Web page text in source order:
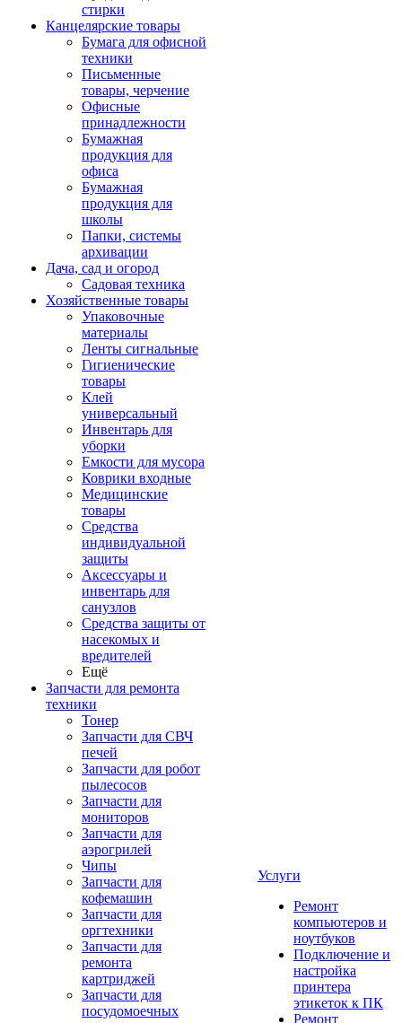
стирки
Канцелярские товары
Бумага для офисной
техники
Письменные
товары, черчение
Офисные
принадлежности
Бумажная
продукция для
офиса
Бумажная
продукция для
школы
Папки, системы
архивации
Дача, сад и огород
Садовая техника
Хозяйственные товары
Упаковочные
материалы
Ленты сигнальные
Гигиенические
товары
Клей
универсальный
Инвентарь для
уборки
Емкости для мусора
Коврики входные
Медицинские
товары
Средства
индивидуальной
защиты
Аксессуары и
инвентарь для
санузлов
Средства защиты от
насекомых и
вредителей
Ещё
Запчасти для ремонта
техники
Тонер
Запчасти для СВЧ
печей
Запчасти для робот
пылесосов
Запчасти для
мониторов
Запчасти для
аэрогрилей
Чипы
Запчасти для
кофемашин
Запчасти для
оргтехники
Запчасти для
ремонта
картриджей
Запчасти для
посудомоечных
Услуги
Ремонт
компьютеров и
ноутбуков
Подключение и
настройка
принтера
этикеток к ПК
Ремонт